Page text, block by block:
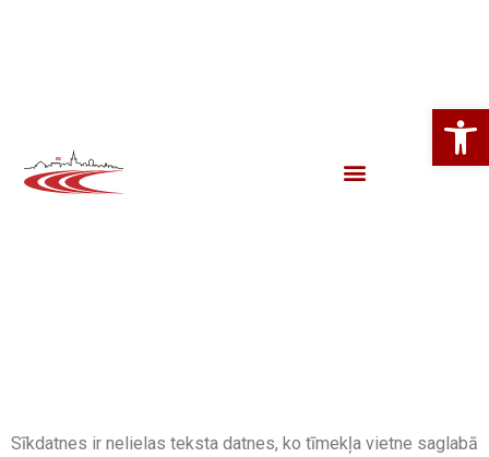
Sīkdatnes ir nelielas teksta datnes, ko tīmekļa vietne saglabā